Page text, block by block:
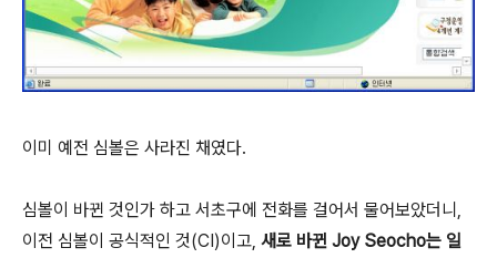
이미 예전 심볼은 사라진 채였다.
심볼이 바뀐 것인가 하고 서초구에 전화를 걸어서 물어보았더니,
이전 심볼이 공식적인 것(CI)이고, 새로 바뀐 Joy Seocho는 일